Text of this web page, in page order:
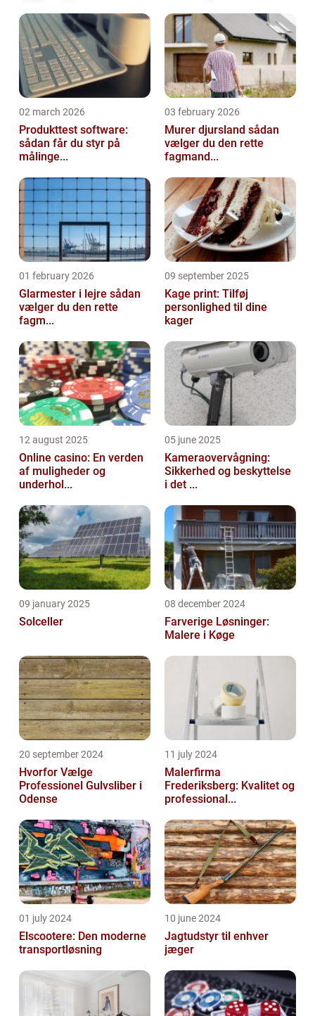
02 march 2026
Produkttest software:
sådan får du styr på
målinge...
03 february 2026
Murer djursland sådan
vælger du den rette
fagmand...
01 february 2026
Glarmester i lejre sådan
vælger du den rette
fagm...
09 september 2025
Kage print: Tilføj
personlighed til dine
kager
12 august 2025
Online casino: En verden
af muligheder og
underhol...
05 june 2025
Kameraovervågning:
Sikkerhed og beskyttelse
i det ...
09 january 2025
Solceller
08 december 2024
Farverige Løsninger:
Malere i Køge
20 september 2024
Hvorfor Vælge
Professionel Gulvsliber i
Odense
11 july 2024
Malerfirma
Frederiksberg: Kvalitet og
professional...
01 july 2024
Elscootere: Den moderne
transportløsning
10 june 2024
Jagtudstyr til enhver
jæger